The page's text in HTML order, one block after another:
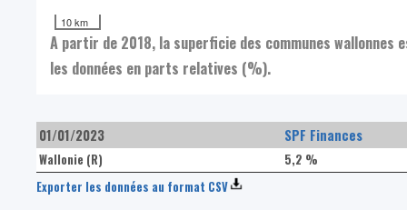
10 km
A partir de 2018, la superficie des communes
les données en parts relatives (%).
01/01/2023 SPF Finances
Wallonie (R)
5,2 %
Exporter les données au format CSV